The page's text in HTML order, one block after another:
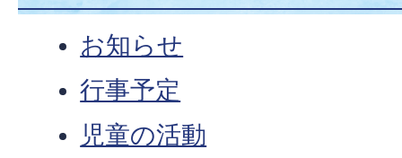
お知らせ
行事予定
児童の活動